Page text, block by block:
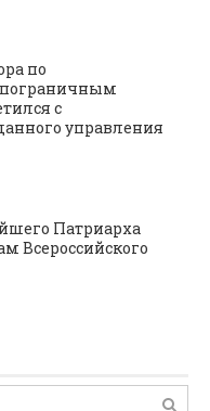
по
с
управления
Патриарха
Всероссийского